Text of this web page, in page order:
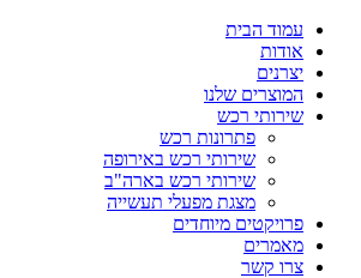
עמוד הבית
אודות
יצרנים
המוצרים שלנו
שירותי רכש
פתרונות רכש
שירותי רכש באירופה
שירותי רכש בארה"ב
מצגת מפעלי תעשייה
פרויקטים מיוחדים
מאמרים
צרו קשר